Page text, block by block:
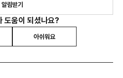
알림받기
도움이 되셨나요?
아쉬워요